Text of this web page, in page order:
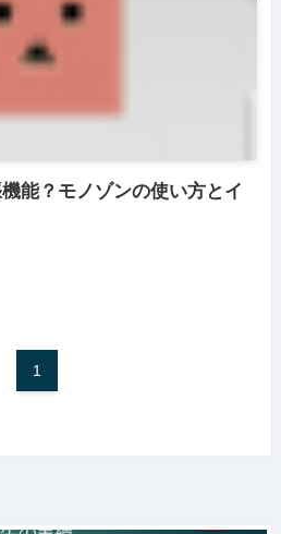
能？モノゾンの使い方とイ
1